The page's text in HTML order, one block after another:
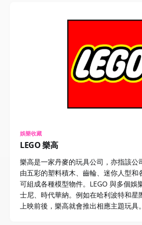
娛樂收藏
LEGO 樂高
樂高是一家丹麥的玩具公司，亦指該公
由五彩的塑料積木、齒輪、迷你人型和
可組成各種模型物件。LEGO 與多個娛
士尼、時代華納。例如在哈利波特和星
上映前後，樂高就會推出相應主題玩具。